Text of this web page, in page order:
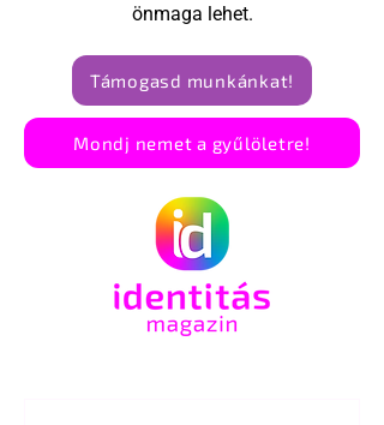
önmaga lehet.
Támogasd munkánkat!
Mondj nemet a gyűlöletre!